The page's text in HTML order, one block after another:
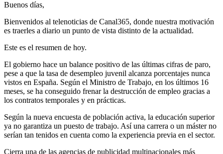
Buenos días,
Bienvenidos al telenoticias de Canal365, donde nuestra motivación
es traerles a diario un punto de vista distinto de la actualidad.
Este es el resumen de hoy.
El gobierno hace un balance positivo de las últimas cifras de paro,
pese a que la tasa de desempleo juvenil alcanza porcentajes nunca
vistos en España. Según el Ministro de Trabajo, en los últimos 16
meses, se ha conseguido frenar la destrucción de empleo gracias a
los contratos temporales y en prácticas.
Según la nueva encuesta de población activa, la educación superior
ya no garantiza un puesto de trabajo. Así una carrera o un máster no
serían tan tenidos en cuenta como la experiencia previa en el sector.
Cierra una de las agencias de publicidad multinacionales más